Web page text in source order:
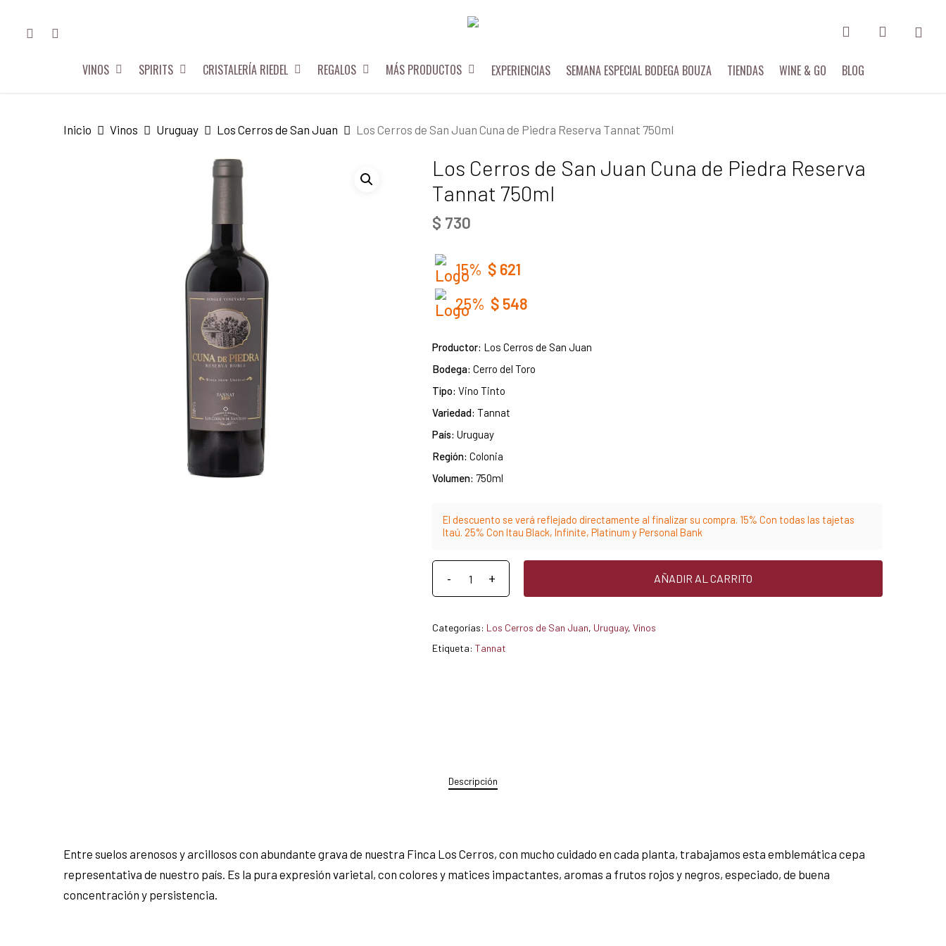
FACEBOOKINSTAGRAM
VINOS SPIRITS CRISTALERÍA RIEDEL REGALOS MÁS PRODUCTOS EXPERIENCIAS SEMANA ESPECIAL BODEGA BOUZA TIENDAS WINE & GO BLOG
Inicio Vinos Uruguay Los Cerros de San Juan Los Cerros de San Juan Cuna de Piedra Reserva Tannat 750ml
Los Cerros de San Juan Cuna de Piedra Reserva
Tannat 750ml
$ 730
15% $ 621
25% $ 548
Productor: Los Cerros de San Juan
Bodega: Cerro del Toro
Tipo: Vino Tinto
Variedad: Tannat
País: Uruguay
Región: Colonia
Volumen: 750ml
El descuento se verá reflejado directamente al finalizar su compra. 15% Con todas las tajetas
Itaú. 25% Con Itau Black, Infinite, Platinum y Personal Bank
AÑADIR AL CARRITO
Categorías: Los Cerros de San Juan, Uruguay, Vinos
Etiqueta: Tannat
Descripción
Entre suelos arenosos y arcillosos con abundante grava de nuestra Finca Los Cerros, con mucho cuidado en cada planta, trabajamos esta emblemática cepa
representativa de nuestro país. Es la pura expresión varietal, con colores y matices impactantes, aromas a frutos rojos y negros, especiado, de buena
concentración y persistencia.